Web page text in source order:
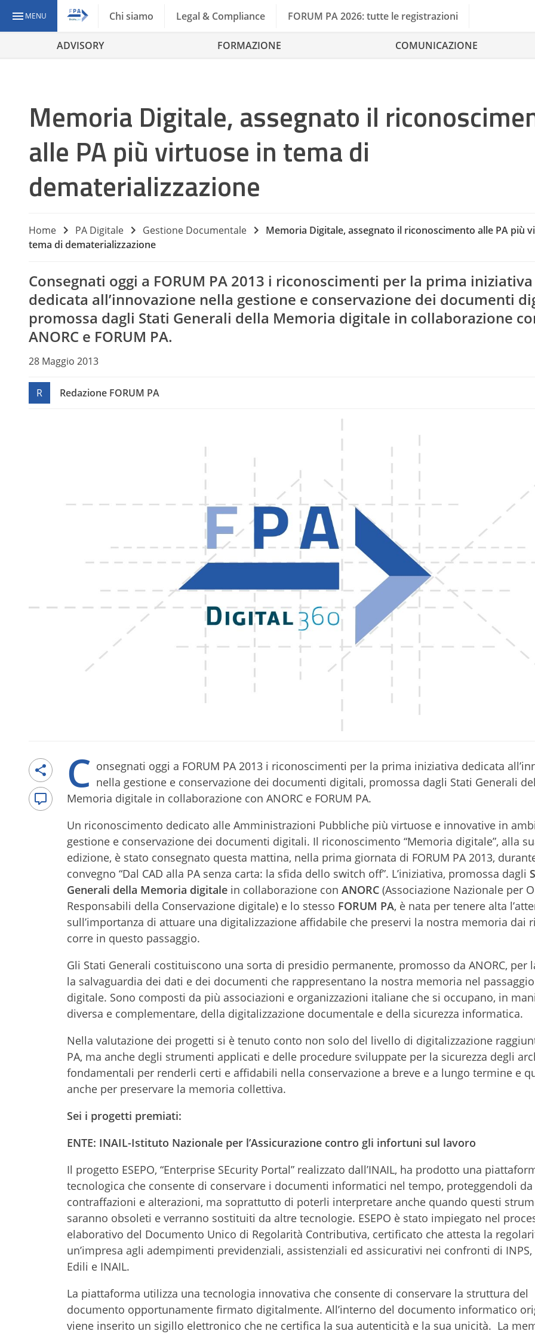
MENU Chi siamo Legal & Compliance FORUM PA 2026: tutte le registrazioni
ADVISORY FORMAZIONE COMUNICAZIONE
Memoria Digitale, assegnato il
alle PA più virtuose in tema di
dematerializzazione
Home PA Digitale Gestione Documentale
Memoria Digitale, assegnato il riconoscimento alle PA più
tema di dematerializzazione
Consegnati oggi a FORUM PA 2013 i riconoscimenti per la prima iniziativa
dedicata all’innovazione nella gestione e conservazione dei documenti
promossa dagli Stati Generali della Memoria digitale in collaborazione
ANORC e FORUM PA.
28 Maggio 2013
R Redazione FORUM PA
C onsegnati oggi a FORUM PA 2013 i riconoscimenti per la prima iniziativa dedicata
nella gestione e conservazione dei documenti digitali, promossa dagli Stati Generali
Memoria digitale in collaborazione con ANORC e FORUM PA.
Un riconoscimento dedicato alle Amministrazioni Pubbliche più virtuose e innovative in
gestione e conservazione dei documenti digitali. Il riconoscimento “Memoria digitale”, alla
edizione, è stato consegnato questa mattina, nella prima giornata di FORUM PA 2013,
convegno “Dal CAD alla PA senza carta: la sfida dello switch off”. L’iniziativa, promossa dagli
Generali della Memoria digitale in collaborazione con ANORC (Associazione Nazionale per
Responsabili della Conservazione digitale) e lo stesso FORUM PA, è nata per tenere alta
sull’importanza di attuare una digitalizzazione affidabile che preservi la nostra memoria dai
corre in questo passaggio.
Gli Stati Generali costituiscono una sorta di presidio permanente, promosso da ANORC, per
la salvaguardia dei dati e dei documenti che rappresentano la nostra memoria nel
digitale. Sono composti da più associazioni e organizzazioni italiane che si occupano, in
diversa e complementare, della digitalizzazione documentale e della sicurezza informatica.
Nella valutazione dei progetti si è tenuto conto non solo del livello di digitalizzazione
PA, ma anche degli strumenti applicati e delle procedure sviluppate per la sicurezza degli
fondamentali per renderli certi e affidabili nella conservazione a breve e a lungo termine e
anche per preservare la memoria collettiva.
Sei i progetti premiati:
ENTE: INAIL-Istituto Nazionale per l’Assicurazione contro gli infortuni sul lavoro
Il progetto ESEPO, “Enterprise SEcurity Portal” realizzato dall’INAIL, ha prodotto una
tecnologica che consente di conservare i documenti informatici nel tempo, proteggendoli
contraffazioni e alterazioni, ma soprattutto di poterli interpretare anche quando questi
saranno obsoleti e verranno sostituiti da altre tecnologie. ESEPO è stato impiegato nel
elaborativo del Documento Unico di Regolarità Contributiva, certificato che attesta la
un’impresa agli adempimenti previdenziali, assistenziali ed assicurativi nei confronti di INPS,
Edili e INAIL.
La piattaforma utilizza una tecnologia innovativa che consente di conservare la struttura del
documento opportunamente firmato digitalmente. All’interno del documento informatico
viene inserito un sigillo elettronico che ne certifica la sua autenticità e la sua unicità. La